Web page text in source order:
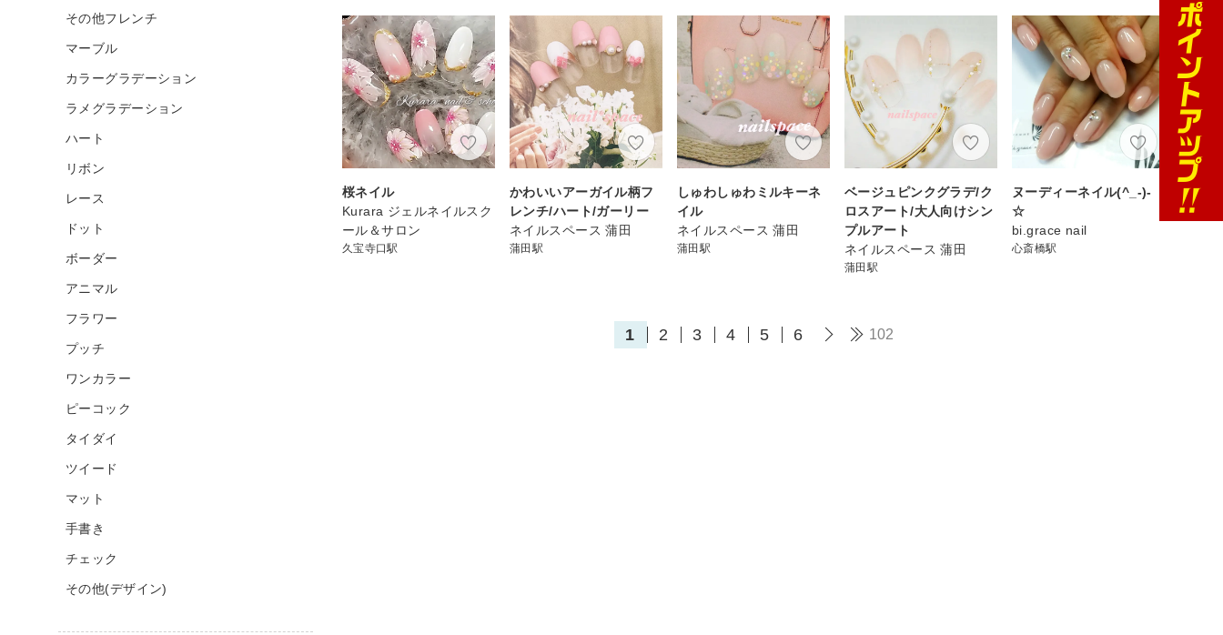
桜ネイル
Kurara ジェルネイルスク
ール＆サロン
久宝寺口駅
かわいいアーガイル柄フ
レンチ/ハート/ガーリー
ネイルスペース 蒲田
蒲田駅
しゅわしゅわミルキーネ
イル
ネイルスペース 蒲田
蒲田駅
ベージュピンクグラデ/ク
ロスアート/大人向けシン
プルアート
ネイルスペース 蒲田
蒲田駅
ヌーディーネイル(^_-)-
☆
bi.grace nail
心斎橋駅
1 2 3 4 5 6 102
その他フレンチ
マーブル
カラーグラデーション
ラメグラデーション
ハート
リボン
レース
ドット
ボーダー
アニマル
フラワー
プッチ
ワンカラー
ピーコック
タイダイ
ツイード
マット
手書き
チェック
その他(デザイン)